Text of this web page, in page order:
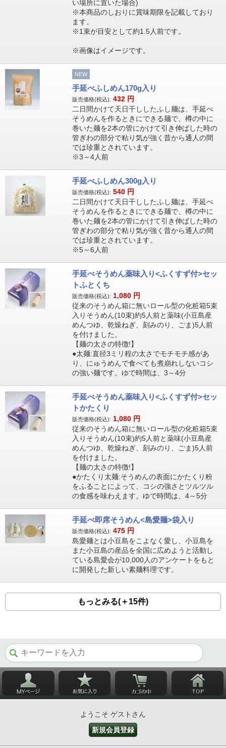
い場所に置いた場合)
※本商品のしおりに賞味期限を記載しており
ます。
※1束が目安として約1.5人前です。
※画像はイメージです。
NEW
手延べふしめん170g入り
販売価格(税込): 432 円
二日間かけて天日干ししたふし麺は、手延べ
そうめんを作るときにできる麺で、樽の中に
巻いた麺を2本の管にかけて引き伸ばした時の
管ぎわの部分で粘り気が強く昔から通人の間
では珍重とされています。
※3～4人前
手延べふしめん300g入り
販売価格(税込): 540 円
二日間かけて天日干ししたふし麺は、手延べ
そうめんを作るときにできる麺で、樽の中に
巻いた麺を2本の管にかけて引き伸ばした時の
管ぎわの部分で粘り気が強く昔から通人の間
では珍重とされています。
※5～6人前
手延べそうめん薬味入り<ふくすず付>セッ
トふとくち
販売価格(税込): 1,080 円
従来のそうめん箱に無いロール型の化粧箱5束
入りそうめん(10束)約5人前と薬味(小豆島産
めんつゆ、乾燥ねぎ、刻みのり、ごま)5人前
を付けました。
【麺の太さの特徴!】
●太麺:直径3ミリ程の太さでモチモチ感があ
り、にゅうめんで食べても煮崩れしないコシ
の強い麺です。ゆで時間は、3～4分
手延べそうめん薬味入り<ふくすず付>セッ
トかたくり
販売価格(税込): 1,080 円
従来のそうめん箱に無いロール型の化粧箱5束
入りそうめん(10束)約5人前と薬味(小豆島産
めんつゆ、乾燥ねぎ、刻みのり、ごま)5人前
を付けました。
【麺の太さの特徴!】
●かたくり太麺:そうめんの表面にかたくり粉
をふることによって、コシの強さとツルツル
の食感を味わえます。ゆで時間は、4～5分
手延べ即席そうめん<島愛麺>袋入り
販売価格(税込): 475 円
島愛麺とは小豆島をこよなく愛し、小豆島を
また小豆島の産品を全国に広めようと活動し
ている島愛会が10,000人のアンケートをもと
に開発した新しい素麺料理です。
もっとみる(＋15件)
ようこそ ゲストさん
新規会員登録